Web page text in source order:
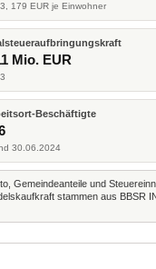
179 EUR je Einwohner
Mio. EUR
Beschäftigte
30.06.2024
Gemeindeanteile und
stammen aus